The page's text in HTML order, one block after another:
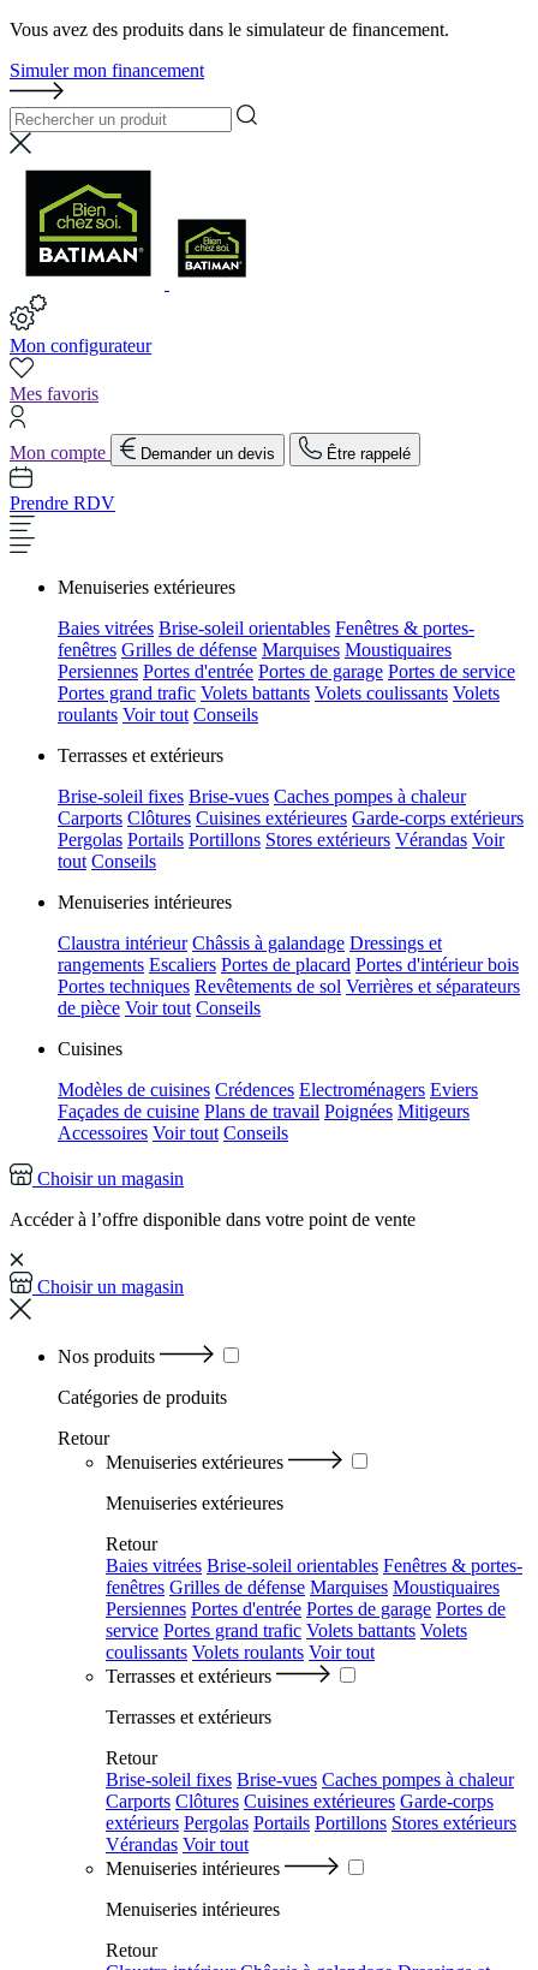
Vous avez des produits dans le simulateur de financement.
Simuler mon financement
Mon configurateur
Mes favoris
Mon compte Demander un devis Être rappelé
Prendre RDV
Menuiseries extérieures
Baies vitrées Brise-soleil orientables Fenêtres & portes-
fenêtres Grilles de défense Marquises Moustiquaires
Persiennes Portes d'entrée Portes de garage Portes de service
Portes grand trafic Volets battants Volets coulissants Volets
roulants Voir tout Conseils
Terrasses et extérieurs
Brise-soleil fixes Brise-vues Caches pompes à chaleur
Carports Clôtures Cuisines extérieures Garde-corps extérieurs
Pergolas Portails Portillons Stores extérieurs Vérandas Voir
tout Conseils
Menuiseries intérieures
Claustra intérieur Châssis à galandage Dressings et
rangements Escaliers Portes de placard Portes d'intérieur bois
Portes techniques Revêtements de sol Verrières et séparateurs
de pièce Voir tout Conseils
Cuisines
Modèles de cuisines Crédences Electroménagers Eviers
Façades de cuisine Plans de travail Poignées Mitigeurs
Accessoires Voir tout Conseils
Choisir un magasin
Accéder à l’offre disponible dans votre point de vente
Choisir un magasin
Nos produits
Catégories de produits
Retour
Menuiseries extérieures
Menuiseries extérieures
Retour
Baies vitrées Brise-soleil orientables Fenêtres & portes-
fenêtres Grilles de défense Marquises Moustiquaires
Persiennes Portes d'entrée Portes de garage Portes de
service Portes grand trafic Volets battants Volets
coulissants Volets roulants Voir tout
Terrasses et extérieurs
Terrasses et extérieurs
Retour
Brise-soleil fixes Brise-vues Caches pompes à chaleur
Carports Clôtures Cuisines extérieures Garde-corps
extérieurs Pergolas Portails Portillons Stores extérieurs
Vérandas Voir tout
Menuiseries intérieures
Menuiseries intérieures
Retour